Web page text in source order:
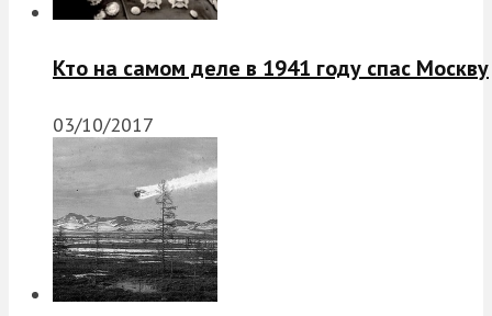
Кто на самом деле в 1941 году спас Москву
03/10/2017